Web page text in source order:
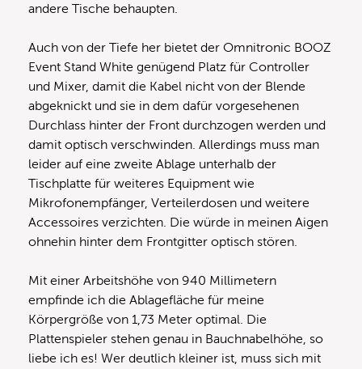
andere Tische behaupten.
Auch von der Tiefe her bietet der Omnitronic BOOZ
Event Stand White genügend Platz für Controller
und Mixer, damit die Kabel nicht von der Blende
abgeknickt und sie in dem dafür vorgesehenen
Durchlass hinter der Front durchzogen werden und
damit optisch verschwinden. Allerdings muss man
leider auf eine zweite Ablage unterhalb der
Tischplatte für weiteres Equipment wie
Mikrofonempfänger, Verteilerdosen und weitere
Accessoires verzichten. Die würde in meinen Aigen
ohnehin hinter dem Frontgitter optisch stören.
Mit einer Arbeitshöhe von 940 Millimetern
empfinde ich die Ablagefläche für meine
Körpergröße von 1,73 Meter optimal. Die
Plattenspieler stehen genau in Bauchnabelhöhe, so
liebe ich es! Wer deutlich kleiner ist, muss sich mit